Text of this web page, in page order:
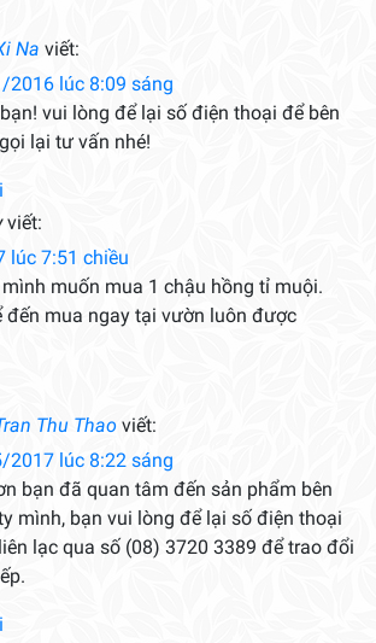
Na viết:
2016 lúc 8:09 sáng
vui lòng để lại số điện thoại để bên
lại tư vấn nhé!
viết:
lúc 7:51 chiều
mình muốn mua 1 chậu hồng tỉ muội.
đến mua ngay tại vườn luôn được
Thu Thao viết:
2017 lúc 8:22 sáng
bạn đã quan tâm đến sản phẩm bên
mình, bạn vui lòng để lại số điện thoại
lạc qua số (08) 3720 3389 để trao đổi